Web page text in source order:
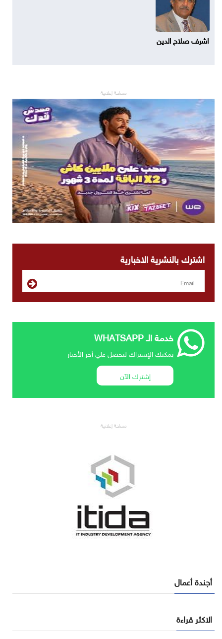
اشرف صلاح الدين
مساحة إعلانية
اشترك بالنشرية الاخبارية
خدمة الـ WHATSAPP
يمكنك الإشتراك لتحصل علي أخر الأخبار
إشترك الآن
مساحة إعلانية
أجندة أعمال
الاكثر قراءة